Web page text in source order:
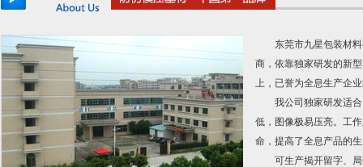
东莞市九星包装材
商，依靠独家研发的新
上，已誉为全息生产企
我公司独家研发适
低，图像极易压亮。工
命，提高了全息产品的
可生产揭开留字、